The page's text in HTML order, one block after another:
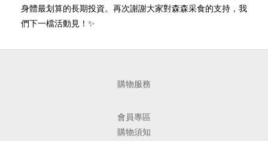
身體最划算的長期投資。再次謝謝大家對森森采食的支持，我
們下一檔活動見！✨
購物服務
會員專區
購物須知